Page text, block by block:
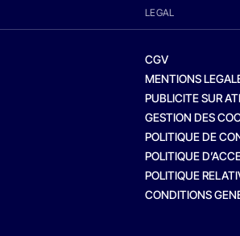
LEGAL
CGV
MENTIONS
PUBLICITE SUR
GESTION DES
POLITIQUE DE
POLITIQUE
POLITIQUE
CONDITIONS